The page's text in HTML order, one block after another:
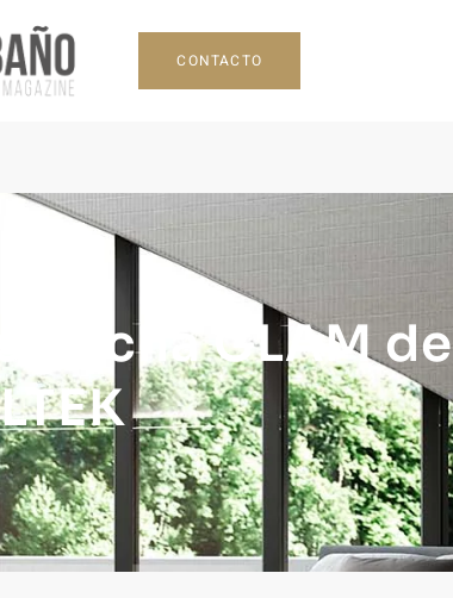
CONTACTO
ducha GLAM de